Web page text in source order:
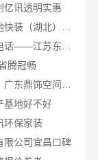
亿讯透明实惠
腾冠畅
基地好不好
环保家装
限公司宜昌口碑